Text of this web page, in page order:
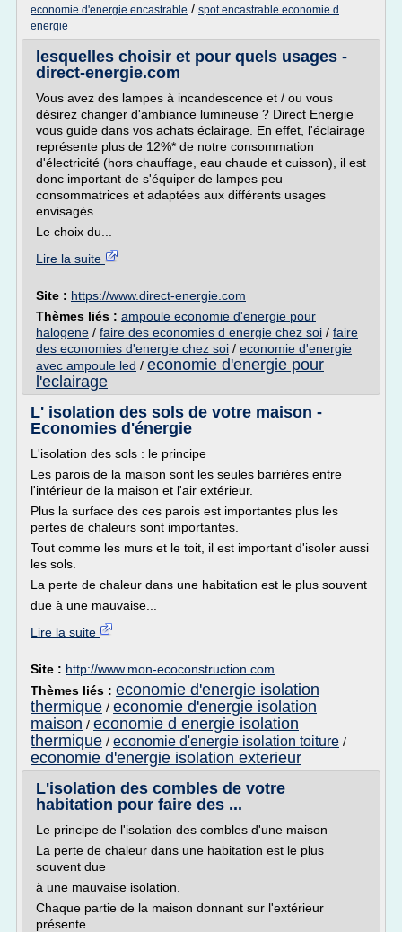
economie d'energie encastrable / spot encastrable economie d
energie
lesquelles choisir et pour quels usages -
direct-energie.com
Vous avez des lampes à incandescence et / ou vous
désirez changer d'ambiance lumineuse ? Direct Energie
vous guide dans vos achats éclairage. En effet, l'éclairage
représente plus de 12%* de notre consommation
d'électricité (hors chauffage, eau chaude et cuisson), il est
donc important de s'équiper de lampes peu
consommatrices et adaptées aux différents usages
envisagés.
Le choix du...
Lire la suite
Site : https://www.direct-energie.com
Thèmes liés : ampoule economie d'energie pour
halogene / faire des economies d energie chez soi / faire
des economies d'energie chez soi / economie d'energie
avec ampoule led / economie d'energie pour
l'eclairage
L' isolation des sols de votre maison -
Economies d'énergie
L'isolation des sols : le principe
Les parois de la maison sont les seules barrières entre
l'intérieur de la maison et l'air extérieur.
Plus la surface des ces parois est importantes plus les
pertes de chaleurs sont importantes.
Tout comme les murs et le toit, il est important d'isoler aussi
les sols.
La perte de chaleur dans une habitation est le plus souvent
due à une mauvaise...
Lire la suite
Site : http://www.mon-ecoconstruction.com
Thèmes liés : economie d'energie isolation
thermique / economie d'energie isolation
maison / economie d energie isolation
thermique / economie d'energie isolation toiture /
economie d'energie isolation exterieur
L'isolation des combles de votre
habitation pour faire des ...
Le principe de l'isolation des combles d'une maison
La perte de chaleur dans une habitation est le plus
souvent due
à une mauvaise isolation.
Chaque partie de la maison donnant sur l'extérieur
présente